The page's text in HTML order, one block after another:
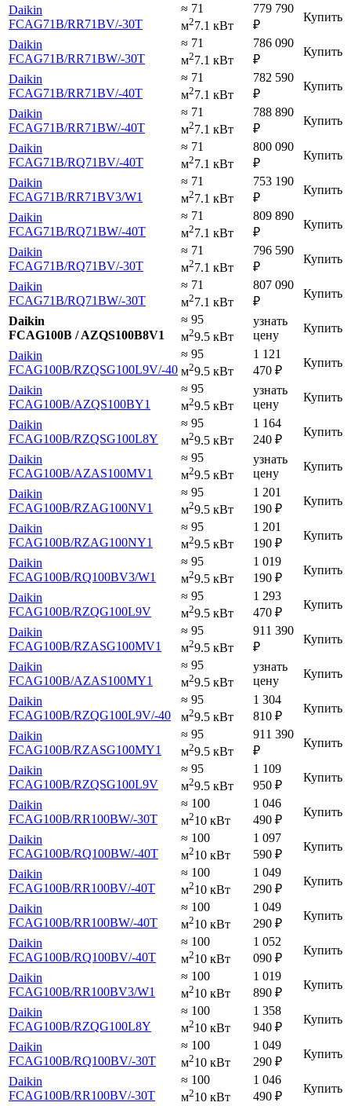
Daikin
FCAG71B/RR71BV/-30T
≈ 71
м27.1 кВт
779 790
₽
Купить
Daikin
FCAG71B/RR71BW/-30T
≈ 71
м27.1 кВт
786 090
₽
Купить
Daikin
FCAG71B/RR71BV/-40T
≈ 71
м27.1 кВт
782 590
₽
Купить
Daikin
FCAG71B/RR71BW/-40T
≈ 71
м27.1 кВт
788 890
₽
Купить
Daikin
FCAG71B/RQ71BV/-40T
≈ 71
м27.1 кВт
800 090
₽
Купить
Daikin
FCAG71B/RR71BV3/W1
≈ 71
м27.1 кВт
753 190
₽
Купить
Daikin
FCAG71B/RQ71BW/-40T
≈ 71
м27.1 кВт
809 890
₽
Купить
Daikin
FCAG71B/RQ71BV/-30T
≈ 71
м27.1 кВт
796 590
₽
Купить
Daikin
FCAG71B/RQ71BW/-30T
≈ 71
м27.1 кВт
807 090
₽
Купить
Daikin
FCAG100B / AZQS100B8V1
≈ 95
м29.5 кВт
узнать
цену
Купить
Daikin
FCAG100B/RZQSG100L9V/-40
≈ 95
м29.5 кВт
1 121
470 ₽
Купить
Daikin
FCAG100B/AZQS100BY1
≈ 95
м29.5 кВт
узнать
цену
Купить
Daikin
FCAG100B/RZQSG100L8Y
≈ 95
м29.5 кВт
1 164
240 ₽
Купить
Daikin
FCAG100B/AZAS100MV1
≈ 95
м29.5 кВт
узнать
цену
Купить
Daikin
FCAG100B/RZAG100NV1
≈ 95
м29.5 кВт
1 201
190 ₽
Купить
Daikin
FCAG100B/RZAG100NY1
≈ 95
м29.5 кВт
1 201
190 ₽
Купить
Daikin
FCAG100B/RQ100BV3/W1
≈ 95
м29.5 кВт
1 019
190 ₽
Купить
Daikin
FCAG100B/RZQG100L9V
≈ 95
м29.5 кВт
1 293
470 ₽
Купить
Daikin
FCAG100B/RZASG100MV1
≈ 95
м29.5 кВт
911 390
₽
Купить
Daikin
FCAG100B/AZAS100MY1
≈ 95
м29.5 кВт
узнать
цену
Купить
Daikin
FCAG100B/RZQG100L9V/-40
≈ 95
м29.5 кВт
1 304
810 ₽
Купить
Daikin
FCAG100B/RZASG100MY1
≈ 95
м29.5 кВт
911 390
₽
Купить
Daikin
FCAG100B/RZQSG100L9V
≈ 95
м29.5 кВт
1 109
950 ₽
Купить
Daikin
FCAG100B/RR100BW/-30T
≈ 100
м210 кВт
1 046
490 ₽
Купить
Daikin
FCAG100B/RQ100BW/-40T
≈ 100
м210 кВт
1 097
590 ₽
Купить
Daikin
FCAG100B/RR100BV/-40T
≈ 100
м210 кВт
1 049
290 ₽
Купить
Daikin
FCAG100B/RR100BW/-40T
≈ 100
м210 кВт
1 049
290 ₽
Купить
Daikin
FCAG100B/RQ100BV/-40T
≈ 100
м210 кВт
1 052
090 ₽
Купить
Daikin
FCAG100B/RR100BV3/W1
≈ 100
м210 кВт
1 019
890 ₽
Купить
Daikin
FCAG100B/RZQG100L8Y
≈ 100
м210 кВт
1 358
940 ₽
Купить
Daikin
FCAG100B/RQ100BV/-30T
≈ 100
м210 кВт
1 049
290 ₽
Купить
Daikin
FCAG100B/RR100BV/-30T
≈ 100
м210 кВт
1 046
490 ₽
Купить